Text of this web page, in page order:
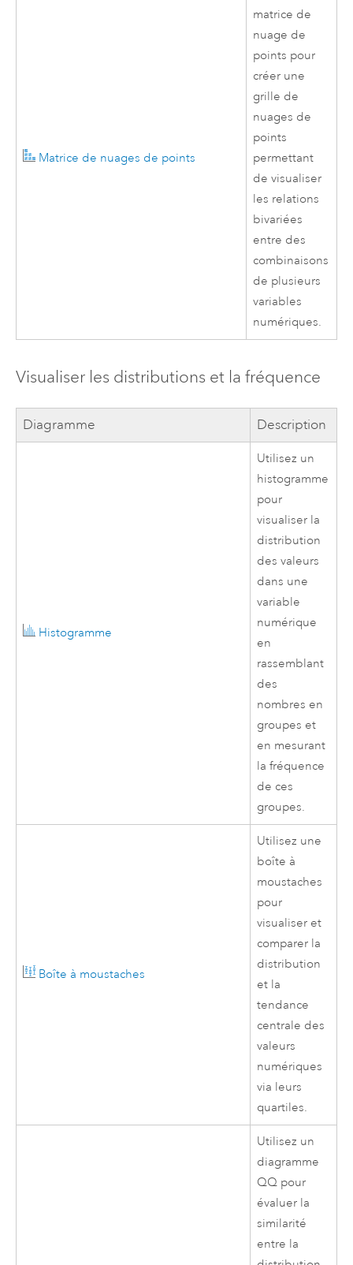
Matrice de nuages de points
matrice de
nuage de
points pour
créer une
grille de
nuages de
points
permettant
de visualiser
les relations
bivariées
entre des
combinaisons
de plusieurs
variables
numériques.
Visualiser les distributions et la fréquence
Diagramme Description
Histogramme
Utilisez un
histogramme
pour
visualiser la
distribution
des valeurs
dans une
variable
numérique
en
rassemblant
des
nombres en
groupes et
en mesurant
la fréquence
de ces
groupes.
Boîte à moustaches
Utilisez une
boîte à
moustaches
pour
visualiser et
comparer la
distribution
et la
tendance
centrale des
valeurs
numériques
via leurs
quartiles.
Utilisez un
diagramme
QQ pour
évaluer la
similarité
entre la